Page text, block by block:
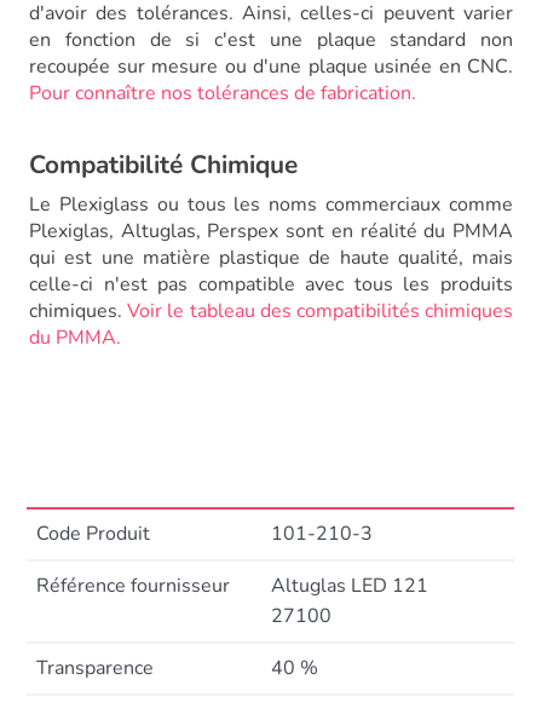
d'avoir des tolérances. Ainsi, celles-ci peuvent varier
en fonction de si c'est une plaque standard non
recoupée sur mesure ou d'une plaque usinée en CNC.
Pour connaître nos tolérances de fabrication.
Compatibilité Chimique
Le Plexiglass ou tous les noms commerciaux comme
Plexiglas, Altuglas, Perspex sont en réalité du PMMA
qui est une matière plastique de haute qualité, mais
celle-ci n'est pas compatible avec tous les produits
chimiques.Voir le tableau des compatibilités chimiques
du PMMA.
Code Produit
101-210-3
Référence fournisseur
Altuglas LED 121
27100
Transparence
40 %